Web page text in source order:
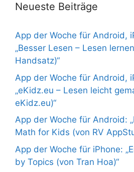
Neueste Beiträge
App der Woche für Android,
„Besser Lesen – Lesen
Handsatz)“
App der Woche für Android,
„eKidz.eu – Lesen leicht
eKidz.eu)“
App der Woche für Android:
Math for Kids (von RV
App der Woche für iPhone:
by Topics (von Tran Hoa)“